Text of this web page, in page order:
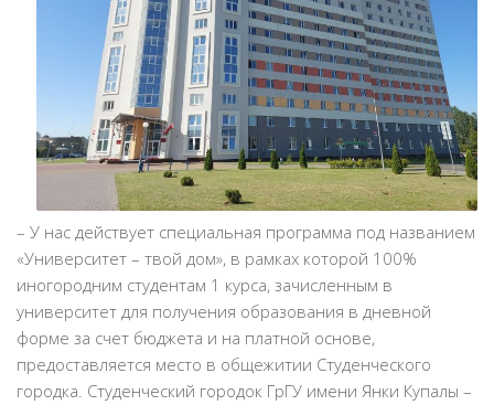
– У нас действует специальная программа под названием
«Университет – твой дом», в рамках которой 100%
иногородним студентам 1 курса, зачисленным в
университет для получения образования в дневной
форме за счет бюджета и на платной основе,
предоставляется место в общежитии Студенческого
городка. Студенческий городок ГрГУ имени Янки Купалы –